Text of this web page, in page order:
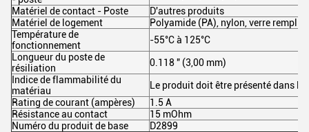
Matériel de contact - Poste
D'autres produits
Matériel de logement
Polyamide (PA), nylon, verre rempli
Température de
fonctionnement
-55°C à 125°C
Longueur du poste de
résiliation
0.118 " (3,00 mm)
Indice de flammabilité du
matériau
Le produit doit être présenté dans la
Rating de courant (ampères)
1.5 A
Résistance au contact
15 mOhm
Numéro du produit de base
D2899